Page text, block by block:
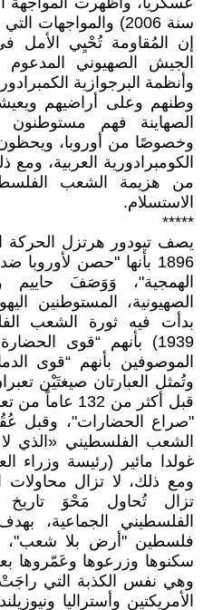
سنة 2006)
إن المُقاومة تُحْيِي الأمل
الجيش الصهيوني المدعوم
وأنظمة البرجوازية
وطنهم وعلى أراضيهم
الصهاينة فهم
وخصوصًا من أوروبا، ويحظون
الكومبرادورية العربية،
من هزيمة الشعب
الاستسلام.
*****
يصف تيودور هرتزل الحركة
1896 بأنها "حصن
الهمجية"، وَوَصَفَ حاييم
1939) بأنهم “قوى
الموصوفين بأنهم “قوى
وتُمثل العبارتان صيغتَيْن
قبل أكثر من
"صراع الحضارات"، وقبل
الشعب الفلسطيني «الذي
ومع ذلك، لا تزال محاولات
تزال تُحاول مَحْوَ
الفلسطيني الجماعية،
فلسطين "أرض بلا شعب"،
سكنوها وزرعوها وعَمّروها
وهي نفس الكذبة التي راجَتْ
الأمريكتين وأستراليا